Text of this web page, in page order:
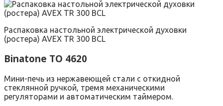
Распаковка настольной электрической духовки
(ростера) AVEX TR 300 BCL
Binatone TO 4620
Мини-печь из нержавеющей стали с откидной
стеклянной ручкой, тремя механическими
регуляторами и автоматическим таймером.